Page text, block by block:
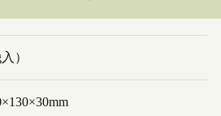
）